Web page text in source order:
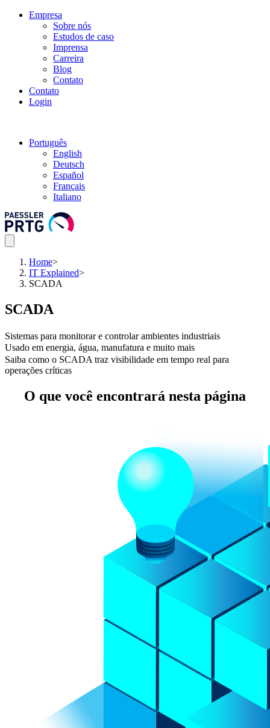
Empresa
Sobre nós
Estudos de caso
Imprensa
Carreira
Blog
Contato
Contato
Login
Português
English
Deutsch
Español
Français
Italiano
Home>
IT Explained>
SCADA
SCADA
Sistemas para monitorar e controlar ambientes industriais
Usado em energia, água, manufatura e muito mais
Saiba como o SCADA traz visibilidade em tempo real para
operações críticas
O que você encontrará nesta página